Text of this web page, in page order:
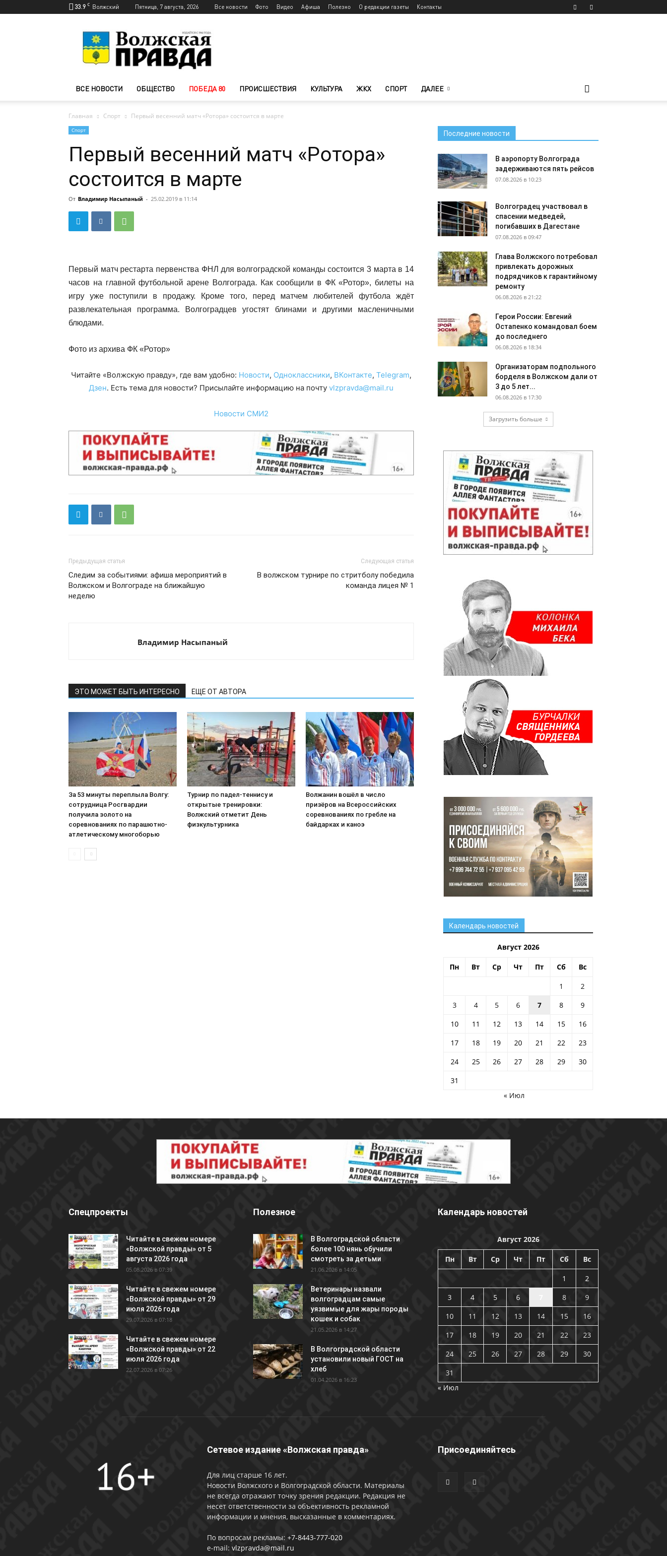
33.9 C Волжский Пятница, 7 августа, 2026 Все новости Фото Видео Афиша Полезно О редакции газеты Контакты
Волжского
—
Волжская
ВСЕ НОВОСТИ ОБЩЕСТВО ПОБЕДА 80 ПРОИСШЕСТВИЯ КУЛЬТУРА ЖКХ СПОРТ ДАЛЕЕ
Главная Спорт Первый весенний матч «Ротора» состоится в марте
Спорт
Первый весенний матч «Ротора»
состоится в марте
От Владимир Насыпаный - 25.02.2019 в 11:14
Первый матч рестарта первенства ФНЛ для волгоградской команды состоится 3 марта в 14
часов на главной футбольной арене Волгограда. Как сообщили в ФК «Ротор», билеты на
игру уже поступили в продажу. Кроме того, перед матчем любителей футбола ждёт
развлекательная программа. Волгоградцев угостят блинами и другими масленичными
блюдами.
Фото из архива ФК «Ротор»
Читайте «Волжскую правду», где вам удобно: Новости, Одноклассники, ВКонтакте, Telegram,
Дзен. Есть тема для новости? Присылайте информацию на почту vlzpravda@mail.ru
Новости СМИ2
Предыдущая статья
Следим за событиями: афиша мероприятий в
Волжском и Волгограде на ближайшую
неделю
Следующая статья
В волжском турнире по стритболу победила
команда лицея № 1
Владимир Насыпаный
ЭТО МОЖЕТ БЫТЬ ИНТЕРЕСНО ЕЩЕ ОТ АВТОРА
За 53 минуты переплыла Волгу:
сотрудница Росгвардии
получила золото на
соревнованиях по парашютно-
атлетическому многоборью
Турнир по падел-теннису и
открытые тренировки:
Волжский отметит День
физкультурника
Волжанин вошёл в число
призёров на Всероссийских
соревнованиях по гребле на
байдарках и каноэ
Последние новости
В аэропорту Волгограда
задерживаются пять рейсов
07.08.2026 в 10:23
Волгоградец участвовал в
спасении медведей,
погибавших в Дагестане
07.08.2026 в 09:47
Глава Волжского потребовал
привлекать дорожных
подрядчиков к гарантийному
ремонту
06.08.2026 в 21:22
Герои России: Евгений
Остапенко командовал боем
до последнего
06.08.2026 в 18:34
Организаторам подпольного
борделя в Волжском дали от
3 до 5 лет...
06.08.2026 в 17:30
Загрузить больше
Календарь новостей
Август 2026
Пн Вт Ср Чт Пт Сб Вс
1
2
3
4 5 6 7 8
9
10
11 12 13 14 15
16
17
18 19 20 21 22
23
24
25 26 27 28 29
30
31
« Июл
Спецпроекты
Читайте в свежем номере
«Волжской правды» от 5
августа 2026 года
05.08.2026 в 07:39
Читайте в свежем номере
«Волжской правды» от 29
июля 2026 года
29.07.2026 в 07:18
Читайте в свежем номере
«Волжской правды» от 22
июля 2026 года
22.07.2026 в 07:26
Полезное
В Волгоградской области
более 100 нянь обучили
смотреть за детьми
21.06.2026 в 14:05
Ветеринары назвали
волгоградцам самые
уязвимые для жары породы
кошек и собак
21.05.2026 в 14:27
В Волгоградской области
установили новый ГОСТ на
хлеб
01.04.2026 в 16:23
Календарь новостей
Август 2026
Пн Вт Ср Чт Пт Сб Вс
1
2
3
4 5 6 8
9
10
11 12 13 14 15
16
17
18 19 20 21 22
23
24
25 26 27 28 29
30
31
« Июл
Сетевое издание «Волжская правда»
Для лиц старше 16 лет.
Новости Волжского и Волгоградской области. Материалы
не всегда отражают точку зрения редакции. Редакция не
несет ответственности за объективность рекламной
информации и мнения, высказанные в комментариях.
По вопросам рекламы: +7-8443-777-020
e-mail: vlzpravda@mail.ru
Присоединяйтесь